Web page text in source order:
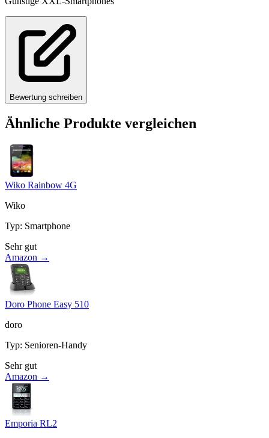
Bewertung schreiben
Ähnliche Produkte vergleichen
Wiko Rainbow 4G
Wiko
Typ: Smartphone
Sehr gut
Amazon →
Doro Phone Easy 510
doro
Typ: Senioren-Handy
Sehr gut
Amazon →
Emporia RL2